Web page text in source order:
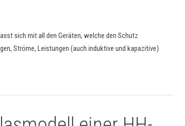
sich mit all den Geräten, welche den Schutz
Ströme, Leistungen (auch induktive und kapazitive)